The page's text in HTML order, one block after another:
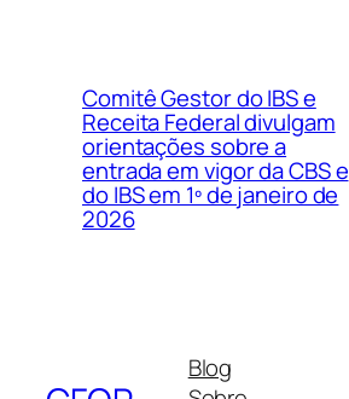
Comitê Gestor do IBS e
Receita Federal divulgam
orientações sobre a
entrada em vigor da CBS e
do IBS em 1º de janeiro de
2026
Blog